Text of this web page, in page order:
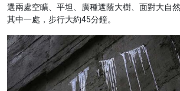
選兩處空矌、平坦、廣種遮蔭大樹、面對大自
其中一處，步行大約45分鐘。